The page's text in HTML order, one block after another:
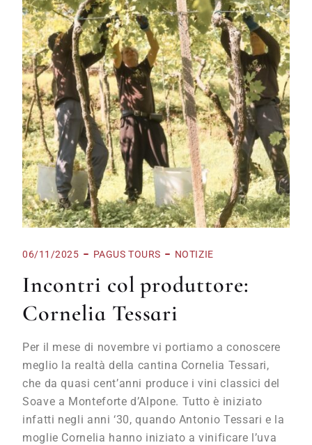
06/11/2025 PAGUS TOURS NOTIZIE
Incontri col produttore:
Cornelia Tessari
Per il mese di novembre vi portiamo a conoscere
meglio la realtà della cantina Cornelia Tessari,
che da quasi cent’anni produce i vini classici del
Soave a Monteforte d’Alpone. Tutto è iniziato
infatti negli anni ‘30, quando Antonio Tessari e la
moglie Cornelia hanno iniziato a vinificare l’uva